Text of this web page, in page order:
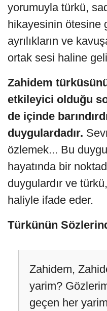
yorumuyla türkü,
hikayesinin ötesine
ayrılıkların ve
ortak sesi haline
Zahidem
etkileyici olduğu
de içinde
duygulardadır.
özlemek... Bu
hayatında bir
duygulardır ve
haliyle ifade eder.
Türkünün
Zahidem,
yarim?
geçen her